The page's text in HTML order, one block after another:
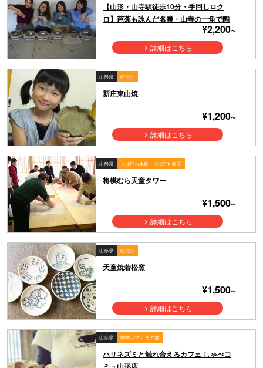
【山形・山寺駅徒歩10分・手回しロク
ロ】芭蕉も詠んだ名勝・山寺の一角で陶
芸体験！参道の階段をのぼってタイムス
リップ！時間を忘れて作陶しよう
¥2,200~
詳細はこちら
山形県 絵付け
新庄東山焼
¥1,200~
詳細はこちら
山形県 そば打ち体験・そば打ち教室
将棋むら天童タワー
¥1,500~
詳細はこちら
山形県 絵付け
天童焼若松窯
¥1,500~
詳細はこちら
山形県 動物カフェ その他
ハリネズミと触れ合えるカフェ しゃべコ